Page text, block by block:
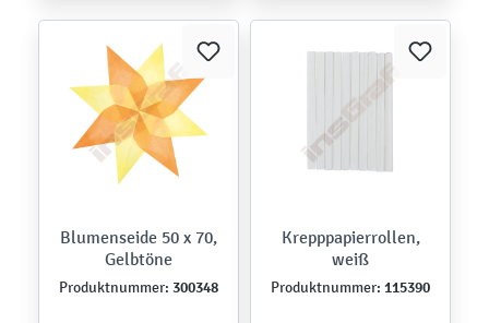
Blumenseide 50 x 70,
Gelbtöne
Produktnummer: 300348
Krepppapierrollen,
weiß
Produktnummer: 115390